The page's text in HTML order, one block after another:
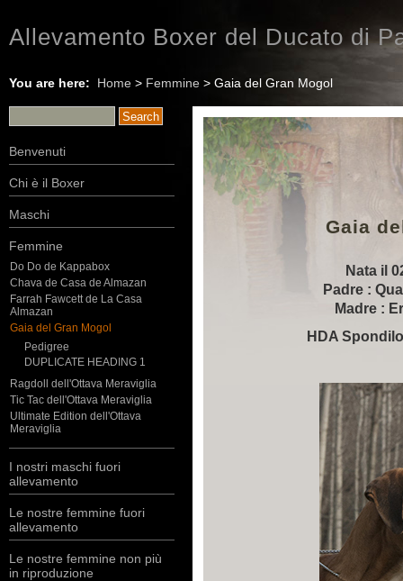
Allevamento Boxer del Ducato di
You are here: Home > Femmine > Gaia del Gran Mogol
Benvenuti
Chi è il Boxer
Maschi
Femmine
Do Do de Kappabox
Chava de Casa de Almazan
Farrah Fawcett de La Casa
Almazan
Gaia del Gran Mogol
Pedigree
DUPLICATE HEADING 1
Ragdoll dell'Ottava Meraviglia
Tic Tac dell'Ottava Meraviglia
Ultimate Edition dell'Ottava
Meraviglia
I nostri maschi fuori
allevamento
Le nostre femmine fuori
allevamento
Le nostre femmine non più
in riproduzione
Gaia
Nata il
Padre :
Madre :
HDA